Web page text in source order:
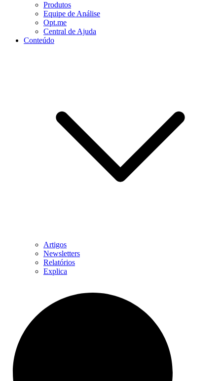
Produtos
Equipe de Análise
Opt.me
Central de Ajuda
Conteúdo
Artigos
Newsletters
Relatórios
Explica